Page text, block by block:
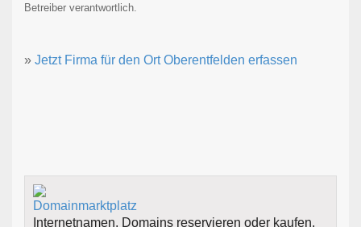
Betreiber verantwortlich.
» Jetzt Firma für den Ort Oberentfelden erfassen
Internetnamen, Domains reservieren oder kaufen.